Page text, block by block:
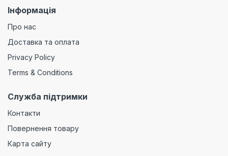
Інформація
Про нас
Доставка та оплата
Privacy Policy
Terms & Conditions
Служба підтримки
Контакти
Повернення товару
Карта сайту